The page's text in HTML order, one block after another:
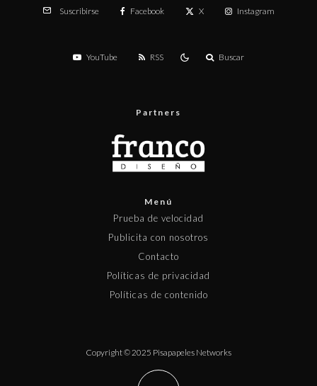
Suscribirse Facebook X Instagram
YouTube RSS Buscar
Partners
Menú
Prueba de velocidad
Publicita con nosotros
Contacto
Políticas de privacidad
Políticas de contenido
Copyright © 2025 Pisapapeles Networks